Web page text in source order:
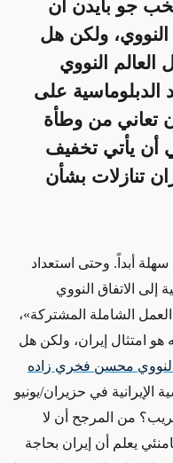
جو بايدن أن
النووي، ولكن هل
النووي
على
تعاني من وطأة
أن يأتي تخفيف
تنازلات بشأن
سهلة أبداً . وحتى استعداد
إلى الاتفاق النووي
الشاملة المشتركة»،
امتثال إيران، ولكن هل
محسن فخري زاده
الإيرانية في حزيران/يونيو
من المرجح أن لا
يعلم أن إيران بحاجة